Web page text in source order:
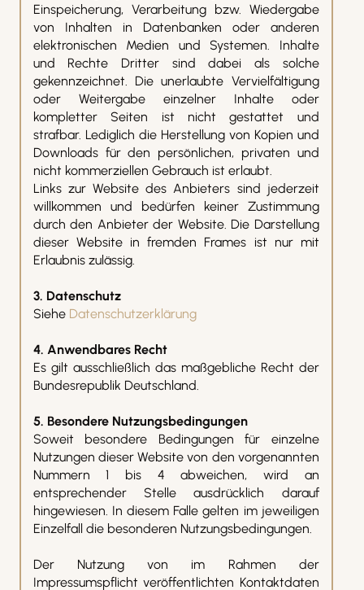
Einspeicherung, Verarbeitung bzw. Wiedergabe
von Inhalten in Datenbanken oder anderen
elektronischen Medien und Systemen. Inhalte
und Rechte Dritter sind dabei als solche
gekennzeichnet. Die unerlaubte Vervielfältigung
oder Weitergabe einzelner Inhalte oder
kompletter Seiten ist nicht gestattet und
strafbar. Lediglich die Herstellung von Kopien und
Downloads für den persönlichen, privaten und
nicht kommerziellen Gebrauch ist erlaubt.
Links zur Website des Anbieters sind jederzeit
willkommen und bedürfen keiner Zustimmung
durch den Anbieter der Website. Die Darstellung
dieser Website in fremden Frames ist nur mit
Erlaubnis zulässig.
3. Datenschutz
Siehe Datenschutzerklärung
4. Anwendbares Recht
Es gilt ausschließlich das maßgebliche Recht der
Bundesrepublik Deutschland.
5. Besondere Nutzungsbedingungen
Soweit besondere Bedingungen für einzelne
Nutzungen dieser Website von den vorgenannten
Nummern 1 bis 4 abweichen, wird an
entsprechender Stelle ausdrücklich darauf
hingewiesen. In diesem Falle gelten im jeweiligen
Einzelfall die besonderen Nutzungsbedingungen.
Der Nutzung von im Rahmen der
Impressumspflicht veröffentlichten Kontaktdaten